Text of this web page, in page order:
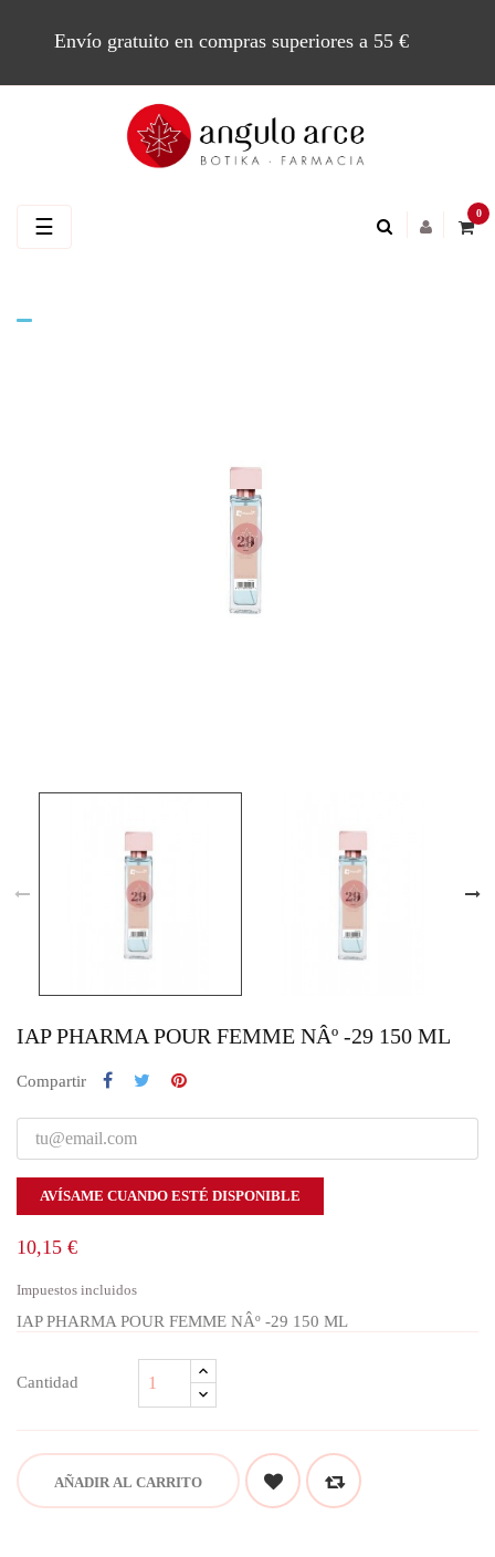
Envío gratuito en compras superiores a 55 €
0
Navegación
☰
IAP PHARMA POUR FEMME NÂº -29 150 ML
Compartir
AVÍSAME CUANDO ESTÉ DISPONIBLE
10,15 €
Impuestos incluidos
IAP PHARMA POUR FEMME NÂº -29 150 ML
Cantidad
AÑADIR AL CARRITO